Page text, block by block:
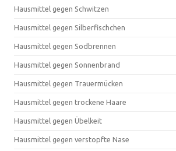
Hausmittel gegen Schwitzen
Hausmittel gegen Silberfischchen
Hausmittel gegen Sodbrennen
Hausmittel gegen Sonnenbrand
Hausmittel gegen Trauermücken
Hausmittel gegen trockene Haare
Hausmittel gegen Übelkeit
Hausmittel gegen verstopfte Nase